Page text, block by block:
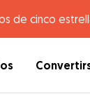
de cinco